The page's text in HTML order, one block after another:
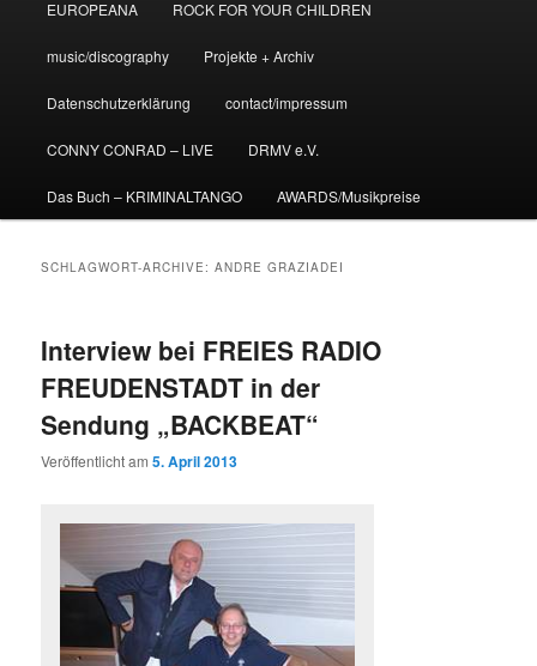
EUROPEANA ROCK FOR YOUR CHILDREN
music/discography Projekte + Archiv
Datenschutzerklärung contact/impressum
CONNY CONRAD – LIVE DRMV e.V.
Das Buch – KRIMINALTANGO AWARDS/Musikpreise
SCHLAGWORT-ARCHIVE:ANDRE GRAZIADEI
Interview bei FREIES RADIO
FREUDENSTADT in der
Sendung „BACKBEAT“
Veröffentlicht am5. April 2013